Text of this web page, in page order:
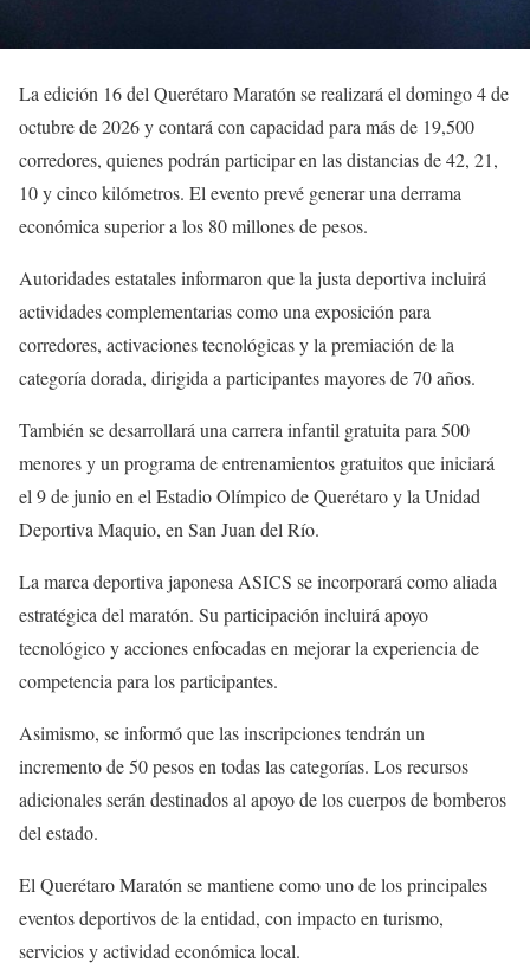
La edición 16 del Querétaro Maratón se realizará el domingo 4 de
octubre de 2026 y contará con capacidad para más de 19,500
corredores, quienes podrán participar en las distancias de 42, 21,
10 y cinco kilómetros. El evento prevé generar una derrama
económica superior a los 80 millones de pesos.
Autoridades estatales informaron que la justa deportiva incluirá
actividades complementarias como una exposición para
corredores, activaciones tecnológicas y la premiación de la
categoría dorada, dirigida a participantes mayores de 70 años.
También se desarrollará una carrera infantil gratuita para 500
menores y un programa de entrenamientos gratuitos que iniciará
el 9 de junio en el Estadio Olímpico de Querétaro y la Unidad
Deportiva Maquio, en San Juan del Río.
La marca deportiva japonesa ASICS se incorporará como aliada
estratégica del maratón. Su participación incluirá apoyo
tecnológico y acciones enfocadas en mejorar la experiencia de
competencia para los participantes.
Asimismo, se informó que las inscripciones tendrán un
incremento de 50 pesos en todas las categorías. Los recursos
adicionales serán destinados al apoyo de los cuerpos de bomberos
del estado.
El Querétaro Maratón se mantiene como uno de los principales
eventos deportivos de la entidad, con impacto en turismo,
servicios y actividad económica local.